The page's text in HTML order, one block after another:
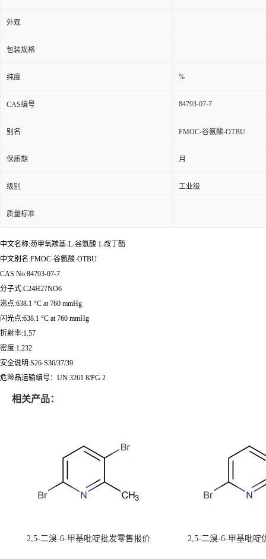
外观
包装规格
纯度 %
CAS编号 84793-07-7
别名 FMOC-谷氨酸-OTBU
保质期 月
级别 工业级
质量标准
中文名称:芴甲氧羰基-L-谷氨酸 1-叔丁酯
中文别名:FMOC-谷氨酸-OTBU
CAS No:84793-07-7
分子式:C24H27NO6
沸点:638.1 °C at 760 mmHg
闪光点:638.1 °C at 760 mmHg
折射率:1.57
密度:1.232
安全说明:S26-S36/37/39
危险品运输编号：UN 3261 8/PG 2
相关产品：
2,5-二溴-6-甲基吡啶批发零售报价 2,5-二溴-6-甲基吡啶